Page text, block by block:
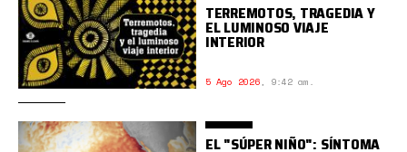
TERREMOTOS, TRAGEDIA Y
EL LUMINOSO VIAJE
INTERIOR
5 Ago 2026, 9:42 am.
EL "SÚPER NIÑO": SÍNTOMA